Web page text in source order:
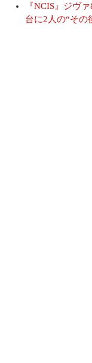
『NCIS』ジヴ
台に2人の“その